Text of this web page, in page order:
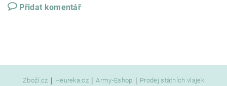
Přidat komentář
Zboží.cz | Heureka.cz | Army-Eshop | Prodej státních vlajek